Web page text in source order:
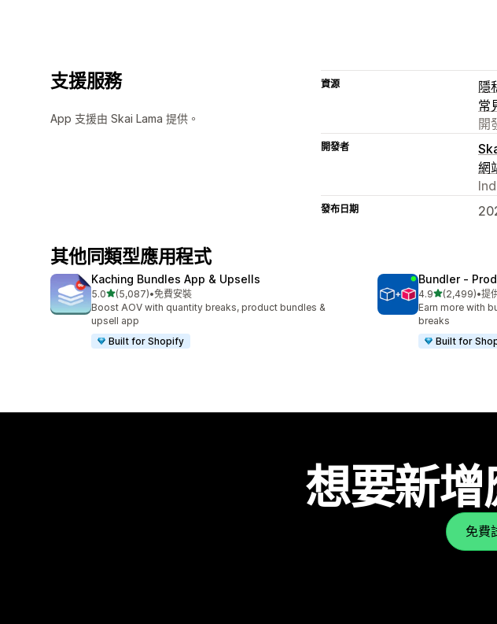
支援服務
App 支援由 Skai Lama 提供。
資源
隱
常
開
開發者
網
發布日期
其他同類型應用程式
Kaching Bundles App & Upsells
5.0滿分 5 顆星
(5,087)
共有 5087 則評價
•免費安裝
Boost AOV with quantity breaks, product bundles &
upsell app
Built for Shopify
Bundler ‑
4.9滿分 5 顆星
(2,499)
共有 2499 則評價
•提
Earn more with
breaks
Built for
想要新增
免費